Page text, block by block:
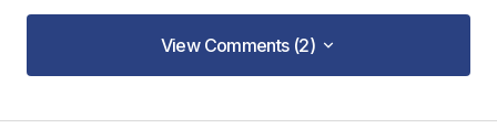
View Comments (2)
View Comments (2)
Me interesó mucho el tema y percibo la